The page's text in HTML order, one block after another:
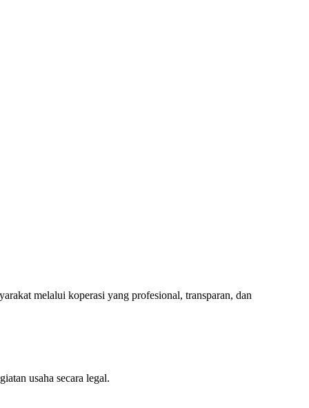
melalui koperasi yang profesional, transparan, dan
usaha secara legal.